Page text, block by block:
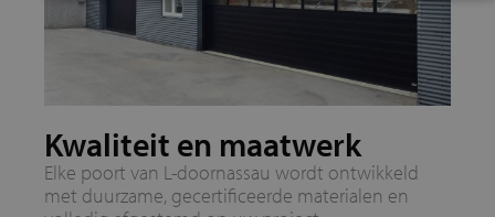
Kwaliteit en maatwerk
Elke poort van L-doornassau wordt ontwikkeld
met duurzame, gecertificeerde materialen en